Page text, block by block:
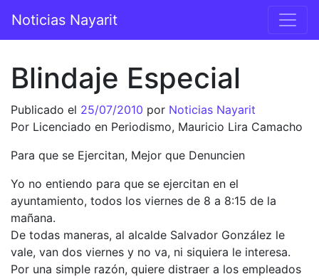
Navegación principal
Noticias Nayarit
Blindaje Especial
Publicado el 25/07/2010 por Noticias Nayarit
Por Licenciado en Periodismo, Mauricio Lira Camacho
Para que se Ejercitan, Mejor que Denuncien
Yo no entiendo para que se ejercitan en el
ayuntamiento, todos los viernes de 8 a 8:15 de la
mañana.
De todas maneras, al alcalde Salvador González le
vale, van dos viernes y no va, ni siquiera le interesa.
Por una simple razón, quiere distraer a los empleados